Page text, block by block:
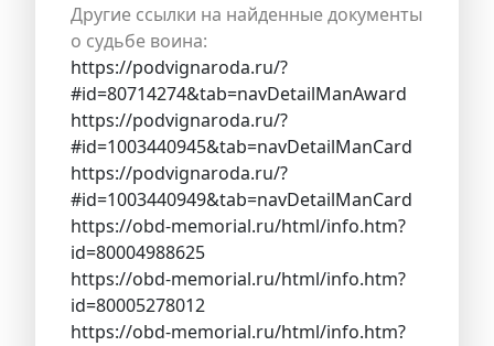
Другие ссылки на найденные документы
о судьбе воина:
https://podvignaroda.ru/?
#id=80714274&tab=navDetailManAward
https://podvignaroda.ru/?
#id=1003440945&tab=navDetailManCard
https://podvignaroda.ru/?
#id=1003440949&tab=navDetailManCard
https://obd-memorial.ru/html/info.htm?
id=80004988625
https://obd-memorial.ru/html/info.htm?
id=80005278012
https://obd-memorial.ru/html/info.htm?